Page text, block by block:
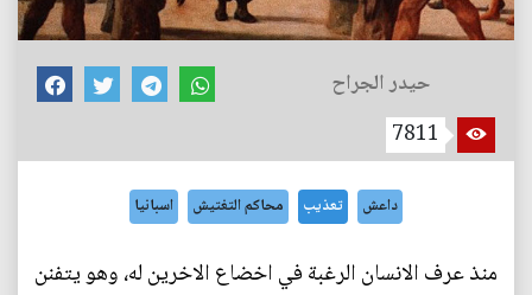
حيدر الجراح
7811
داعش تعذيب محاكم التغتيش اسبانيا
منذ عرف الانسان الرغبة في اخضاع الاخرين له، وهو يتفنن